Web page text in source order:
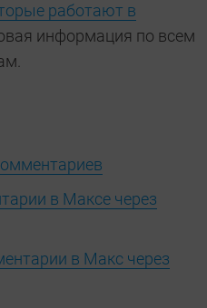
работают в
информация по всем
в Максе через
в Макс через